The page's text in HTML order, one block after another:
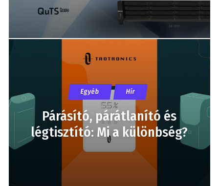
Egyéb Hír
Párásító, párátlanító és
légtisztító: Mi a különbség?